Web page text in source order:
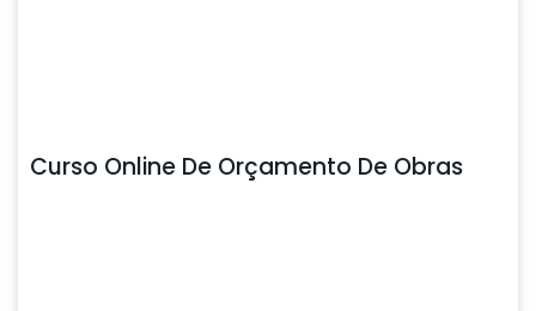
Curso Online De Orçamento De Obras